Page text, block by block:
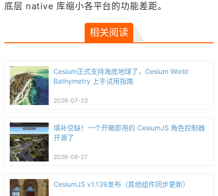
底层 native 库缩小各平台的功能差距。
相关阅读
Cesium正式支持海底地球了，Cesium World
Bathymetry 上手试用指南
2026-07-23
填补空缺！一个开箱即用的 CesiumJS 角色控制器
开源了
2026-06-27
CesiumJS v1.139发布（其他组件同步更新）